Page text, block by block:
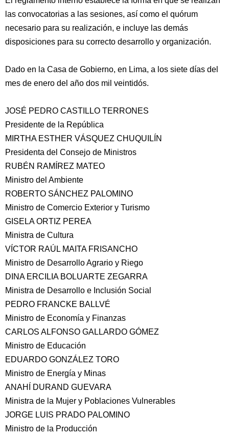
las convocatorias a las sesiones, así como el quórum
necesario para su realización, e incluye las demás
disposiciones para su correcto desarrollo y organización.
Dado en la Casa de Gobierno, en Lima, a los siete días del
mes de enero del año dos mil veintidós.
JOSÉ PEDRO CASTILLO TERRONES
Presidente de la República
MIRTHA ESTHER VÁSQUEZ CHUQUILÍN
Presidenta del Consejo de Ministros
RUBÉN RAMÍREZ MATEO
Ministro del Ambiente
ROBERTO SÁNCHEZ PALOMINO
Ministro de Comercio Exterior y Turismo
GISELA ORTIZ PEREA
Ministra de Cultura
VÍCTOR RAÚL MAITA FRISANCHO
Ministro de Desarrollo Agrario y Riego
DINA ERCILIA BOLUARTE ZEGARRA
Ministra de Desarrollo e Inclusión Social
PEDRO FRANCKE BALLVÉ
Ministro de Economía y Finanzas
CARLOS ALFONSO GALLARDO GÓMEZ
Ministro de Educación
EDUARDO GONZÁLEZ TORO
Ministro de Energía y Minas
ANAHÍ DURAND GUEVARA
Ministra de la Mujer y Poblaciones Vulnerables
JORGE LUIS PRADO PALOMINO
Ministro de la Producción